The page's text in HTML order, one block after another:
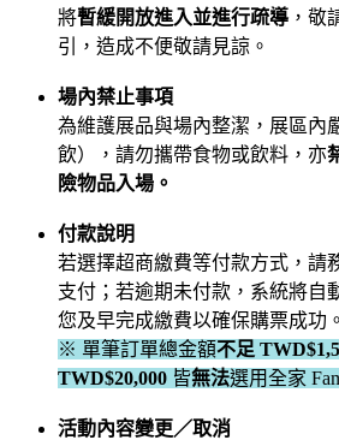
將暫緩開放進入並進行疏導，敬
引，造成不便敬請見諒。
場內禁止事項
為維護展品與場內整潔，展區內
飲），請勿攜帶食物或飲料，亦
險物品入場。
付款說明
若選擇超商繳費等付款方式，請
支付；若逾期未付款，系統將自
您及早完成繳費以確保購票成功。
※ 單筆訂單總金額不足
TWD$20,000 皆無法選用全家
活動內容變更／取消